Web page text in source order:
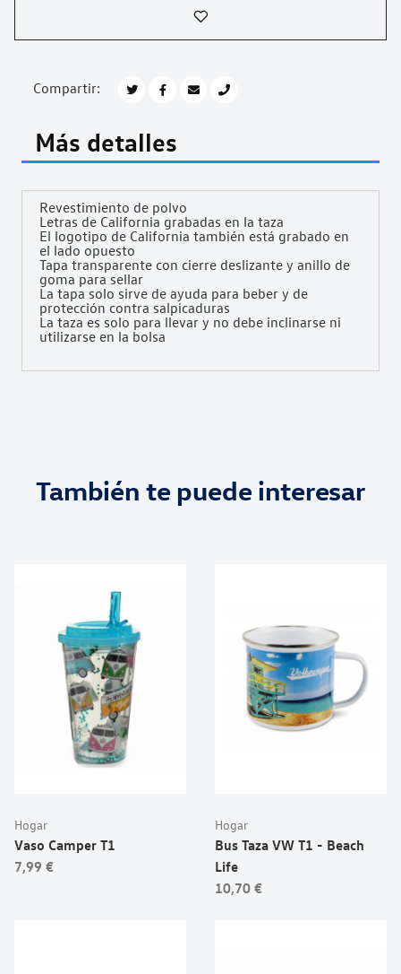
Compartir:
Más detalles
Revestimiento de polvo
Letras de California grabadas en la taza
El logotipo de California también está grabado en
el lado opuesto
Tapa transparente con cierre deslizante y anillo de
goma para sellar
La tapa solo sirve de ayuda para beber y de
protección contra salpicaduras
La taza es solo para llevar y no debe inclinarse ni
utilizarse en la bolsa
También te puede interesar
Hogar
Vaso Camper T1
7,99 €
Hogar
Bus Taza VW T1 - Beach
Life
10,70 €